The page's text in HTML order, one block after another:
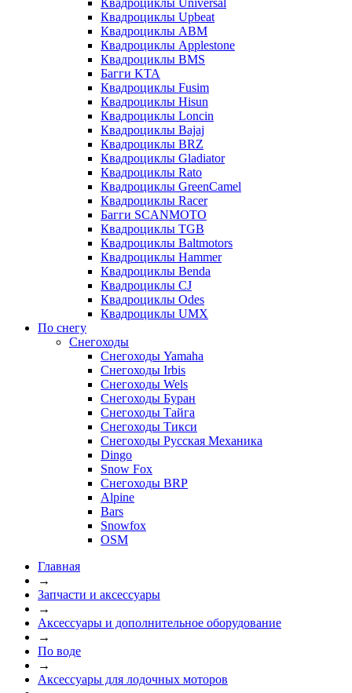
Квадроциклы Universal
Квадроциклы Upbeat
Квадроциклы ABM
Квадроциклы Applestone
Квадроциклы BMS
Багги KTA
Квадроциклы Fusim
Квадроциклы Hisun
Квадроциклы Loncin
Квадроциклы Bajaj
Квадроциклы BRZ
Квадроциклы Gladiator
Квадроциклы Rato
Квадроциклы GreenCamel
Квадроциклы Racer
Багги SCANMOTO
Квадроциклы TGB
Квадроциклы Baltmotors
Квадроциклы Hammer
Квадроциклы Benda
Квадроциклы CJ
Квадроциклы Odes
Квадроциклы UMX
По снегу
Снегоходы
Снегоходы Yamaha
Снегоходы Irbis
Снегоходы Wels
Снегоходы Буран
Снегоходы Тайга
Снегоходы Тикси
Снегоходы Русская Механика
Dingo
Snow Fox
Снегоходы BRP
Alpine
Bars
Snowfox
OSM
Главная
→
Запчасти и аксессуары
→
Аксессуары и дополнительное оборудование
→
По воде
→
Аксессуары для лодочных моторов